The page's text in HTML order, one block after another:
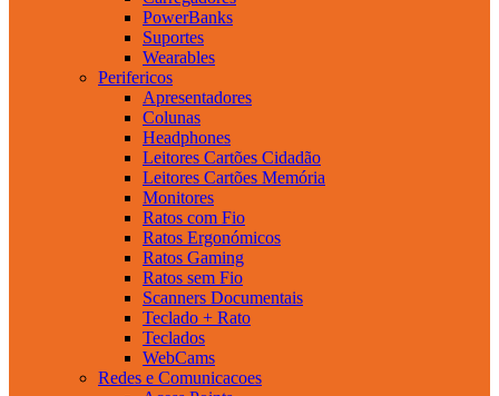
PowerBanks
Suportes
Wearables
Perifericos
Apresentadores
Colunas
Headphones
Leitores Cartões Cidadão
Leitores Cartões Memória
Monitores
Ratos com Fio
Ratos Ergonómicos
Ratos Gaming
Ratos sem Fio
Scanners Documentais
Teclado + Rato
Teclados
WebCams
Redes e Comunicacoes